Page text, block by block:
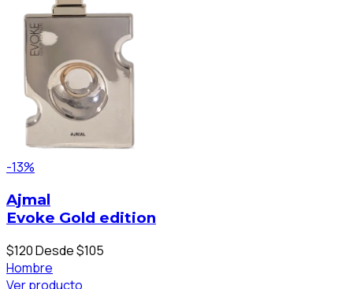
-13%
Ajmal
Evoke Gold edition
$120Desde $105
Hombre
Ver producto